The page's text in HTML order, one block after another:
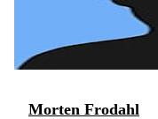
Morten Frodahl